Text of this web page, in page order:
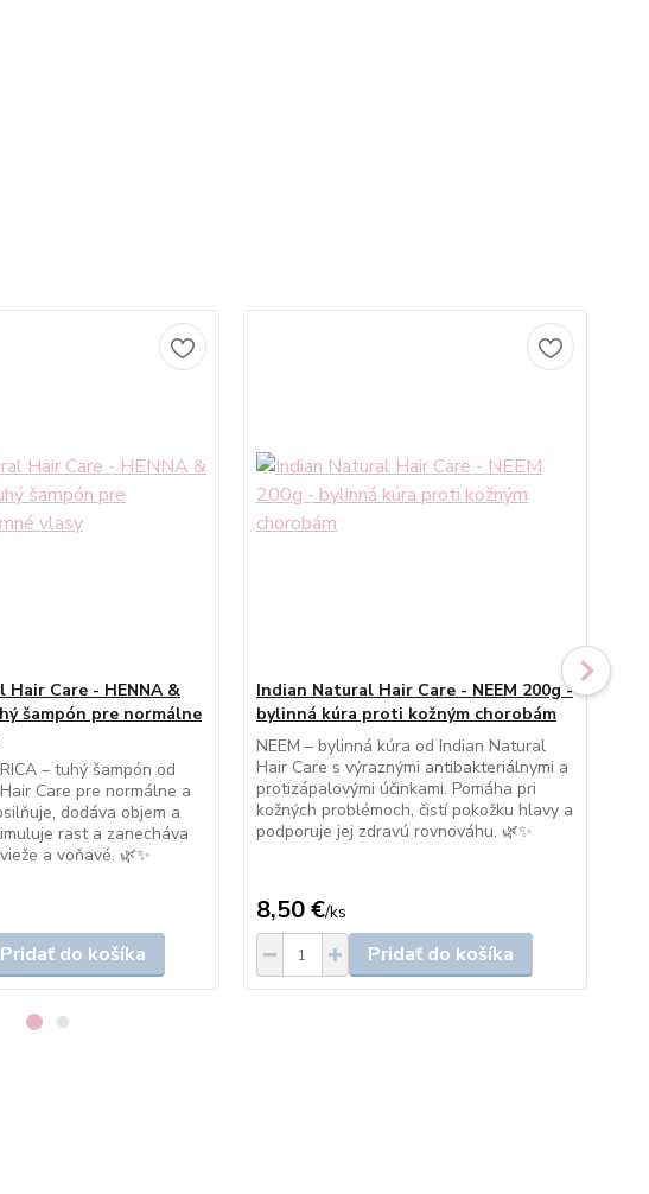
Hair Care - HENNA &
šampón pre normálne
– tuhý šampón od
Care pre normálne a
dodáva objem a
rast a zanecháva
a voňavé. 🌿✨
Pridať do košíka
Indian Natural Hair Care - NEEM 200g -
bylinná kúra proti kožným chorobám
NEEM – bylinná kúra od Indian Natural
Hair Care s výraznými antibakteriálnymi a
protizápalovými účinkami. Pomáha pri
kožných problémoch, čistí pokožku hlavy a
podporuje jej zdravú rovnováhu. 🌿✨
8,50 €/ks
Pridať do košíka